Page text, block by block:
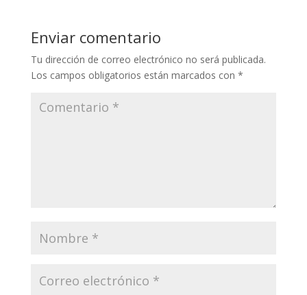
Enviar comentario
Tu dirección de correo electrónico no será publicada.
Los campos obligatorios están marcados con *